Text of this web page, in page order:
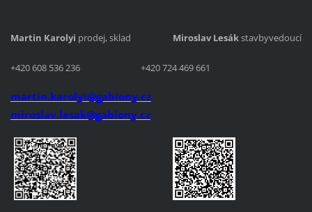
Martin Karolyi prodej, sklad Miroslav Lesákstavbyvedoucí
+420 608 536 236 +420 724 469 661
martin.karolyi@gabiony.cz
miroslav.lesak@gabiony.cz